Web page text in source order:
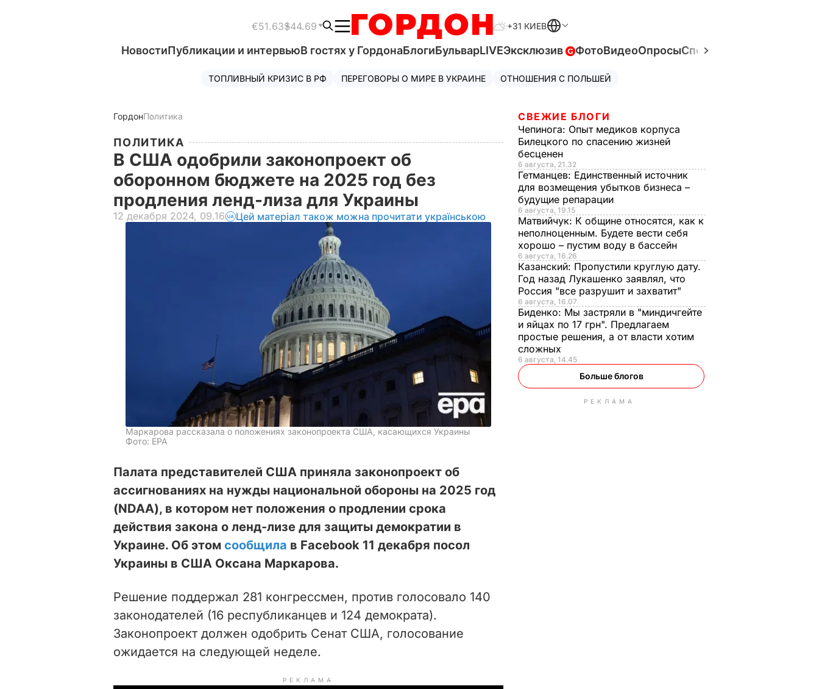
€51.63$44.69 +31 КИЕВ
НовостиПубликации и интервьюВ гостях у ГордонаБлогиБульварLIVEЭксклюзив ФотоВидеоОпросыСпецпроекты
ТОПЛИВНЫЙ КРИЗИС В РФ ПЕРЕГОВОРЫ О МИРЕ В УКРАИНЕ ОТНОШЕНИЯ С ПОЛЬШЕЙ
ГордонПолитика
ПОЛИТИКА
В США одобрили законопроект об
оборонном бюджете на 2025 год без
продления ленд-лиза для Украины
12 декабря 2024, 09.16 Цей матеріал також можна прочитати українською
Маркарова рассказала о положениях законопроекта США, касающихся Украины
Фото: EPA
Палата представителей США приняла законопроект об
ассигнованиях на нужды национальной обороны на 2025 год
(NDAA), в котором нет положения о продлении срока
действия закона о ленд-лизе для защиты демократии в
Украине. Об этом сообщила в Facebook 11 декабря посол
Украины в США Оксана Маркарова.
Решение поддержал 281 конгрессмен, против голосовало 140
законодателей (16 республиканцев и 124 демократа).
Законопроект должен одобрить Сенат США, голосование
ожидается на следующей неделе.
РЕКЛАМА
СВЕЖИЕ БЛОГИ
Чепинога: Опыт медиков корпуса
Билецкого по спасению жизней
бесценен
6 августа, 21.32
Гетманцев: Единственный источник
для возмещения убытков бизнеса –
будущие репарации
6 августа, 19.15
Матвийчук: К общине относятся, как к
неполноценным. Будете вести себя
хорошо – пустим воду в бассейн
6 августа, 16.26
Казанский: Пропустили круглую дату.
Год назад Лукашенко заявлял, что
Россия "все разрушит и захватит"
6 августа, 16.07
Биденко: Мы застряли в "миндичгейте
и яйцах по 17 грн". Предлагаем
простые решения, а от власти хотим
сложных
6 августа, 14.45
Больше блогов
РЕКЛАМА